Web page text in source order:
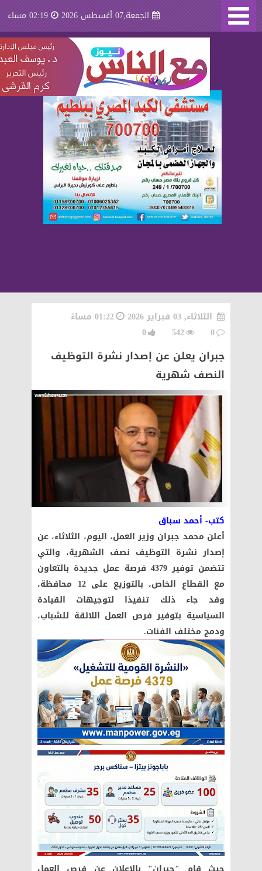
الجمعة,07 أغسطس 2026 02:19 مساء
الثلاثاء, 03 فبراير 2026
01:22 مساءً
0
542
0
جبران يعلن عن إصدار نشرة التوظيف
النصف شهرية
كتب- أحمد سباق
أعلن محمد جبران وزير العمل، اليوم، الثلاثاء، عن
إصدار نشرة التوظيف نصف الشهرية، والتي
تتضمن توفير 4379 فرصة عمل جديدة بالتعاون
مع القطاع الخاص، بالتوزيع على 12 محافظة،
وقد جاء ذلك تنفيذا لتوجيهات القيادة
السياسية بتوفير فرص العمل اللائقة للشباب،
ودمج مختلف الفئات.